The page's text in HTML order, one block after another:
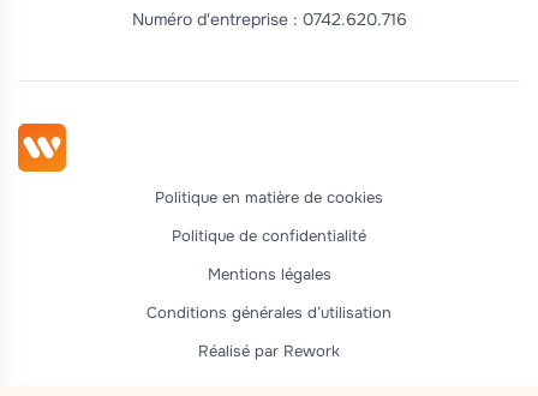
Numéro d'entreprise : 0742.620.716
Politique en matière de cookies
Politique de confidentialité
Mentions légales
Conditions générales d’utilisation
Réalisé par Rework